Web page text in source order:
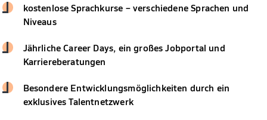
kostenlose Sprachkurse – verschiedene Sprachen und
Niveaus
Jährliche Career Days, ein großes Jobportal und
Karriereberatungen
Besondere Entwicklungsmöglichkeiten durch ein
exklusives Talentnetzwerk